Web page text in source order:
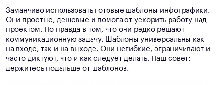
Заманчиво использовать готовые шаблоны инфографики.
Они простые, дешёвые и помогают ускорить работу над
проектом. Но правда в том, что они редко решают
коммуникационную задачу. Шаблоны универсальны как
на входе, так и на выходе. Они негибкие, ограничивают и
часто диктуют, что и как следует делать. Наш совет:
держитесь подальше от шаблонов.